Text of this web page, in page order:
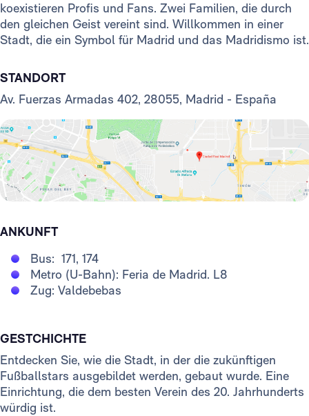
koexistieren Profis und Fans. Zwei Familien, die durch
den gleichen Geist vereint sind. Willkommen in einer
Stadt, die ein Symbol für Madrid und das Madridismo ist.
STANDORT
Av. Fuerzas Armadas 402, 28055, Madrid - España
ANKUNFT
Bus: 171, 174
Metro (U-Bahn): Feria de Madrid. L8
Zug: Valdebebas
GESTCHICHTE
Entdecken Sie, wie die Stadt, in der die zukünftigen
Fußballstars ausgebildet werden, gebaut wurde. Eine
Einrichtung, die dem besten Verein des 20. Jahrhunderts
würdig ist.